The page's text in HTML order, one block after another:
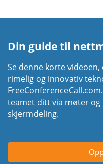
Din guide til
Se denne korte
rimelig og innovativ
teamet ditt via møter og
skjermdeling.